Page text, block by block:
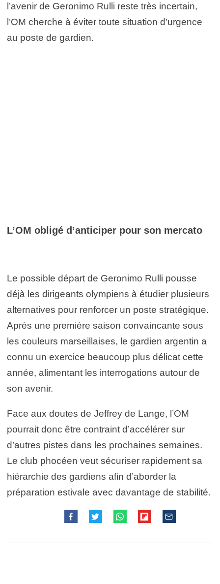
l’avenir de Geronimo Rulli reste très incertain,
l’OM cherche à éviter toute situation d’urgence
au poste de gardien.
L’OM obligé d’anticiper pour son mercato
Le possible départ de Geronimo Rulli pousse
déjà les dirigeants olympiens à étudier plusieurs
alternatives pour renforcer un poste stratégique.
Après une première saison convaincante sous
les couleurs marseillaises, le gardien argentin a
connu un exercice beaucoup plus délicat cette
année, alimentant les interrogations autour de
son avenir.
Face aux doutes de Jeffrey de Lange, l’OM
pourrait donc être contraint d’accélérer sur
d’autres pistes dans les prochaines semaines.
Le club phocéen veut sécuriser rapidement sa
hiérarchie des gardiens afin d’aborder la
préparation estivale avec davantage de stabilité.